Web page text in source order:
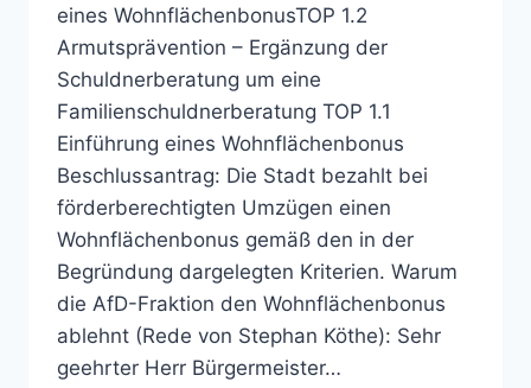
SO!
eines WohnflächenbonusTOP 1.2
Armutsprävention – Ergänzung der
Schuldnerberatung um eine
Familienschuldnerberatung TOP 1.1
Einführung eines Wohnflächenbonus
Beschlussantrag: Die Stadt bezahlt bei
förderberechtigten Umzügen einen
Wohnflächenbonus gemäß den in der
Begründung dargelegten Kriterien. Warum
die AfD-Fraktion den Wohnflächenbonus
ablehnt (Rede von Stephan Köthe): Sehr
geehrter Herr Bürgermeister…